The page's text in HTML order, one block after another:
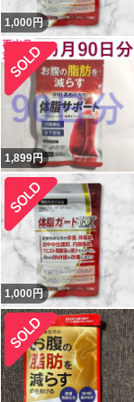
1,000 円
1,899円
1,000 円